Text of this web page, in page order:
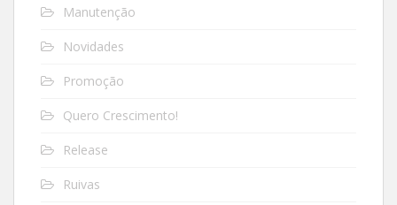
Manutenção
Novidades
Promoção
Quero Crescimento!
Release
Ruivas